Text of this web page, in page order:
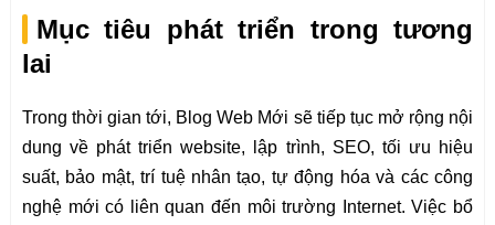
Mục tiêu phát triển trong tương
lai
Trong thời gian tới, Blog Web Mới sẽ tiếp tục mở rộng nội
dung về phát triển website, lập trình, SEO, tối ưu hiệu
suất, bảo mật, trí tuệ nhân tạo, tự động hóa và các công
nghệ mới có liên quan đến môi trường Internet. Việc bổ